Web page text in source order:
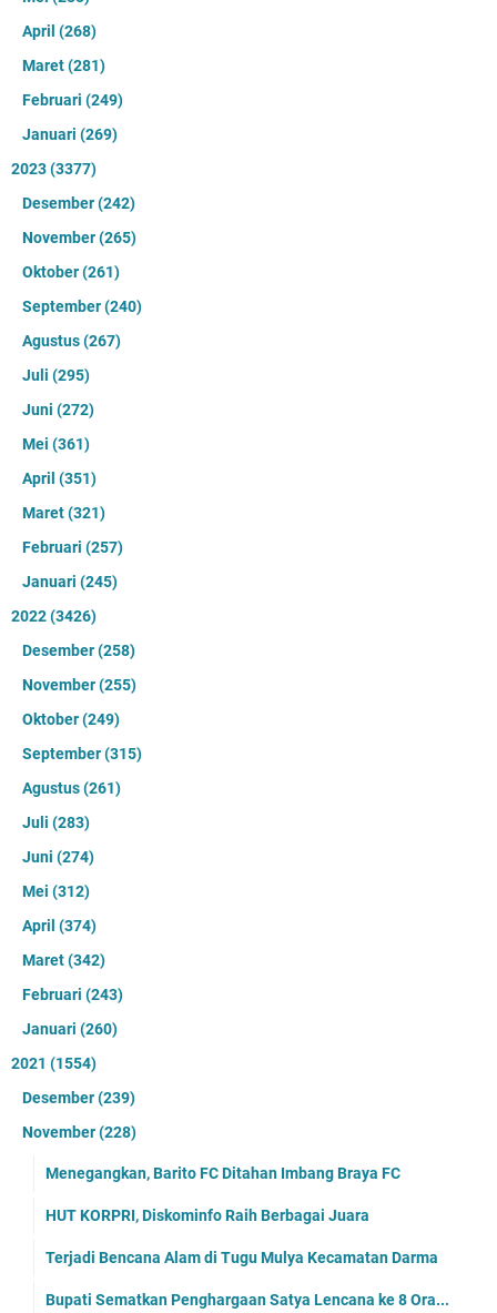
April (268)
Maret(281)
Februari (249)
Januari (269)
2023(3377)
Desember(242)
November(265)
Oktober(261)
September(240)
Agustus(267)
Juli (295)
Juni (272)
Mei (361)
April (351)
Maret(321)
Februari (257)
Januari (245)
2022(3426)
Desember(258)
November(255)
Oktober(249)
September(315)
Agustus(261)
Juli (283)
Juni (274)
Mei (312)
April (374)
Maret(342)
Februari (243)
Januari (260)
2021 (1554)
Desember(239)
November(228)
Menegangkan, Barito FC Ditahan Imbang Braya FC
HUT KORPRI, Diskominfo Raih Berbagai Juara
Terjadi Bencana Alam di Tugu Mulya Kecamatan Darma
Bupati Sematkan Penghargaan Satya Lencana ke 8 Ora...